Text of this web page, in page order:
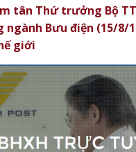
tân Thứ trưởng Bộ
Bưu điện (15/8/
giới